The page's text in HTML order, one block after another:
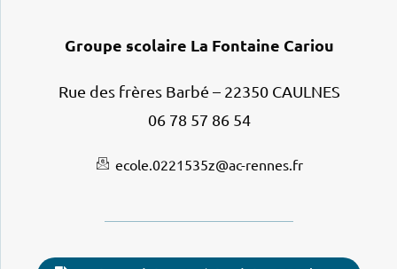
Groupe scolaire La Fontaine Cariou
Rue des frères Barbé – 22350 CAULNES
06 78 57 86 54
ecole.0221535z@ac-rennes.fr